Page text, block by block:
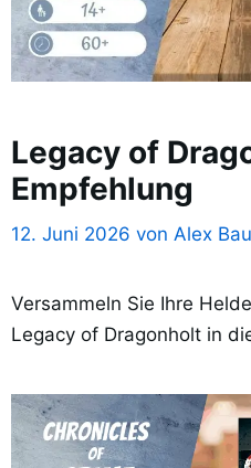
Legacy of
Empfehlung
12. Juni 2026 von Alex
Versammeln Sie Ihre
Legacy of Dragonholt in